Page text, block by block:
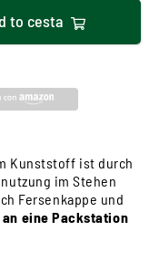
to cesta
Kunststoff ist durch
im Stehen
Fersenkappe und
eine Packstation